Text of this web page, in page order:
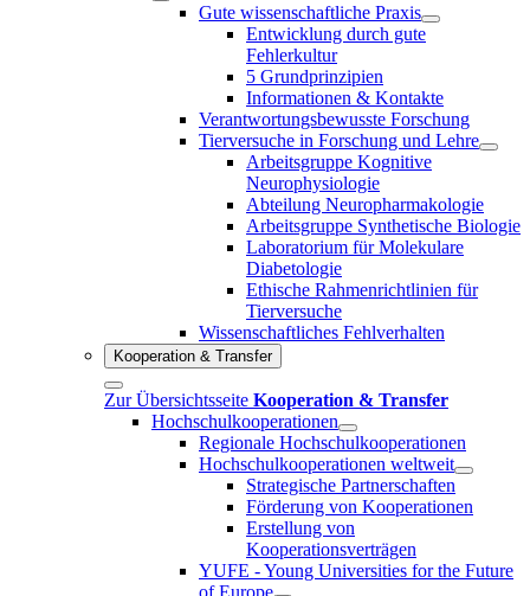
Gute wissenschaftliche Praxis
Entwicklung durch gute
Fehlerkultur
5 Grundprinzipien
Informationen & Kontakte
Verantwortungsbewusste Forschung
Tierversuche in Forschung und Lehre
Arbeitsgruppe Kognitive
Neurophysiologie
Abteilung Neuropharmakologie
Arbeitsgruppe Synthetische Biologie
Laboratorium für Molekulare
Diabetologie
Ethische Rahmenrichtlinien für
Tierversuche
Wissenschaftliches Fehlverhalten
Kooperation & Transfer
Zur Übersichtsseite Kooperation & Transfer
Hochschulkooperationen
Regionale Hochschulkooperationen
Hochschulkooperationen weltweit
Strategische Partnerschaften
Förderung von Kooperationen
Erstellung von
Kooperationsverträgen
YUFE - Young Universities for the Future
of Europe